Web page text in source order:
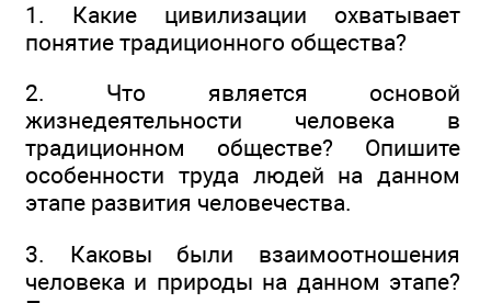
1. Какие цивилизации охватывает
понятие традиционного общества?
2. Что является основой
жизнедеятельности человека в
традиционном обществе? Опишите
особенности труда людей на данном
этапе развития человечества.
3. Каковы были взаимоотношения
человека и природы на данном этапе?